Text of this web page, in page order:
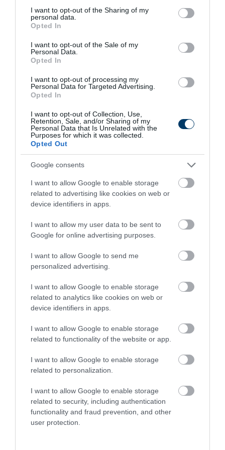
not limited to your visit or usage behaviour. You may click to
grant or deny consent to Google and its third-party tags to
use your data for below specified purposes in below Google
consent section.
I want to opt-out of the Sharing of my
personal data.
Opted In
I want to opt-out of the Sale of my
Personal Data.
Opted In
I want to opt-out of processing my
Personal Data for Targeted Advertising.
Opted In
I want to opt-out of Collection, Use,
Retention, Sale, and/or Sharing of my
Personal Data that Is Unrelated with the
Purposes for which it was collected.
Opted Out
Google consents
I want to allow Google to enable storage
related to advertising like cookies on web or
device identifiers in apps.
I want to allow my user data to be sent to
Google for online advertising purposes.
I want to allow Google to send me
personalized advertising.
I want to allow Google to enable storage
related to analytics like cookies on web or
device identifiers in apps.
I want to allow Google to enable storage
related to functionality of the website or app.
I want to allow Google to enable storage
related to personalization.
I want to allow Google to enable storage
related to security, including authentication
functionality and fraud prevention, and other
user protection.
This Simple Trick Removes All Parasites From
11 h 13 min
One Teaspoon And All The Worms In The Body
Die Instantly
268 138 159